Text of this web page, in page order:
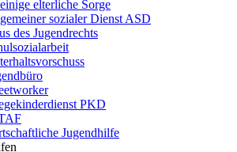
elterliche Sorge
sozialer Dienst ASD
des Jugendrechts
PKD
Jugendhilfe